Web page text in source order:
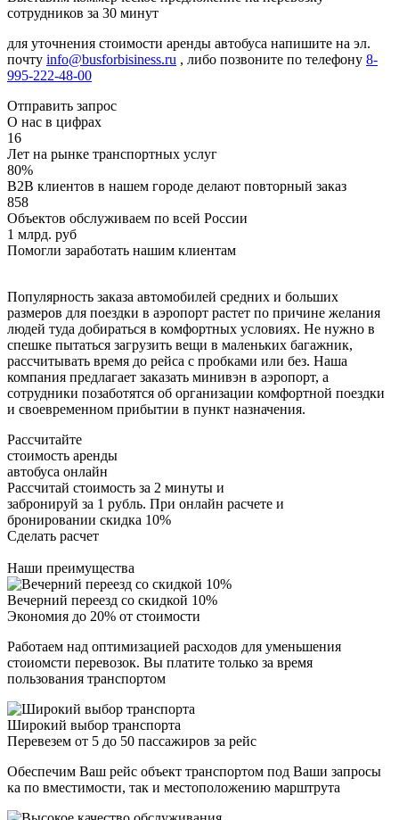
сотрудников за 30 минут
для уточнения стоимости аренды автобуса напишите на эл.
почту info@busforbisiness.ru , либо позвоните по телефону 8-
995-222-48-00
Отправить запрос
О нас в цифрах
16
Лет на рынке транспортных услуг
80%
B2B клиентов в нашем городе делают повторный заказ
858
Объектов обслуживаем по всей России
1 млрд. руб
Помогли заработать нашим клиентам
Популярность заказа автомобилей средних и больших
размеров для поездки в аэропорт растет по причине желания
людей туда добираться в комфортных условиях. Не нужно в
спешке пытаться загрузить вещи в маленьких багажник,
рассчитывать время до рейса с пробками или без. Наша
компания предлагает заказать минивэн в аэропорт, а
сотрудники позаботятся об организации комфортной поездки
и своевременном прибытии в пункт назначения.
Рассчитайте
стоимость аренды
автобуса онлайн
Рассчитай стоимость за 2 минуты и
забронируй за 1 рубль. При онлайн расчете и
бронировании скидка 10%
Сделать расчет
Наши преимущества
Вечерний переезд со скидкой 10%
Экономия до 20% от стоимости
Работаем над оптимизацией расходов для уменьшения
стоиомсти перевозок. Вы платите только за время
пользования транспортом
Широкий выбор транспорта
Перевезем от 5 до 50 пассажиров за рейс
Обеспечим Ваш рейс объект транспортом под Ваши запросы
ка по вместимости, так и местоположению марштрута